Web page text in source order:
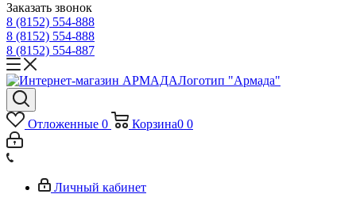
Заказать звонок
8 (8152) 554-888
8 (8152) 554-888
8 (8152) 554-887
Логотип "Армада"
Отложенные 0 Корзина0 0
Личный кабинет